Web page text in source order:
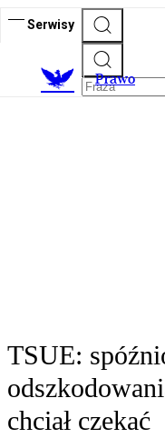
Serwisy
Prawo
TSUE:
chciał czekać